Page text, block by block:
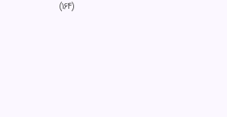
(164)